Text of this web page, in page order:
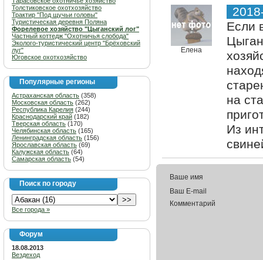
Толстиковское охотхозяйство
Трактир "Под щучьи головы"
Туристическая деревня Поляна
Форелевое хозяйство "Цыганский лог"
Частный коттедж "Охотничья слобода"
Эколого-туристический центр "Брёховский
луг"
Юговское охотхозяйство
Популярные регионы
Астраханская область (358)
Московская область (262)
Республика Карелия (244)
Краснодарский край (182)
Тверская область (170)
Челябинская область (165)
Ленинградская область (156)
Ярославская область (69)
Калужская область (64)
Самарская область (54)
Поиск по городу
Все города »
Форум
18.08.2013
Вездеход
Елена
Если
на
Из
Ваше имя
Ваш E-mail
Комментарий